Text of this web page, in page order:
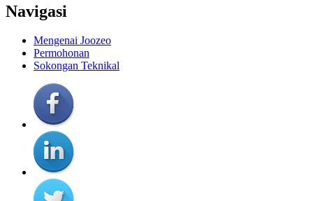
Navigasi
Mengenai Joozeo
Permohonan
Sokongan Teknikal